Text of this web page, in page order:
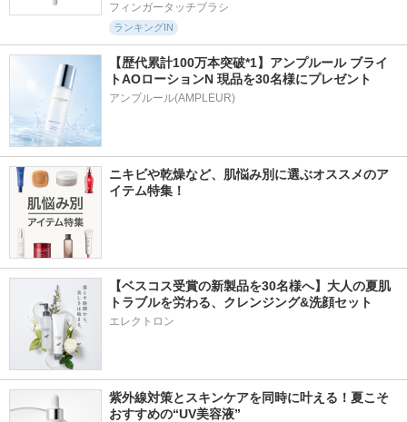
フィンガータッチブラシ
ランキングIN
【歴代累計100万本突破*1】アンプルール ブライ
トAOローションN 現品を30名様にプレゼント
アンプルール(AMPLEUR)
ニキビや乾燥など、肌悩み別に選ぶオススメのア
イテム特集！
【ベスコス受賞の新製品を30名様へ】大人の夏肌
トラブルを労わる、クレンジング&洗顔セット
エレクトロン
紫外線対策とスキンケアを同時に叶える！夏こそ
おすすめの“UV美容液”